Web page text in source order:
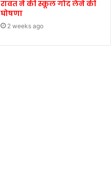
रावत ने की स्कूल गोद लेने की
घोषणा
2 weeks ago